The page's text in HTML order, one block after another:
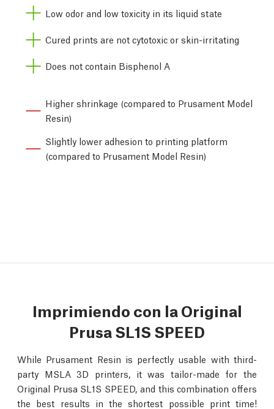
Low odor and low toxicity in its liquid state
Cured prints are not cytotoxic or skin-irritating
Does not contain Bisphenol A
Higher shrinkage (compared to Prusament Model
Resin)
Slightly lower adhesion to printing platform
(compared to Prusament Model Resin)
Imprimiendo con la Original
Prusa SL1S SPEED
While Prusament Resin is perfectly usable with third-
party MSLA 3D printers, it was tailor-made for the
Original Prusa SL1S SPEED, and this combination offers
the best results in the shortest possible print time!